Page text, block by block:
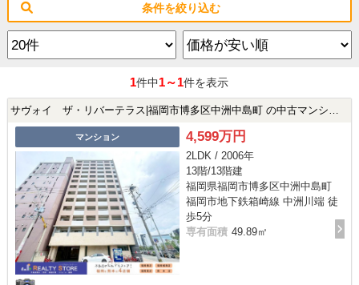
条件を絞り込む
1件中1～1件を表示
サヴォイ ザ・リバーテラス|福岡市博多区中洲中島町 の中古マンション
マンション 4,599万円
2LDK / 2006年
13階/13階建
福岡県福岡市博多区中洲中島町
福岡市地下鉄箱崎線 中洲川端 徒
歩5分
専有面積 49.89㎡